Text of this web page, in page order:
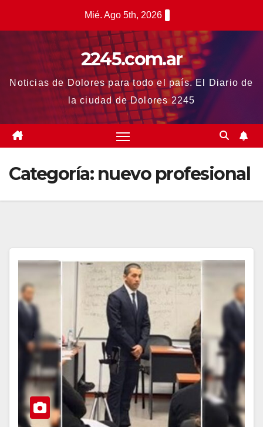
Mié. Ago 5th, 2026
2245.com.ar
Noticias de Dolores para todo el país. El Diario de
la ciudad de Dolores 2245
Categoría: nuevo profesional